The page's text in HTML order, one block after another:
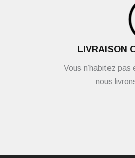
LIVRAISON
Vous n’habitez
nous